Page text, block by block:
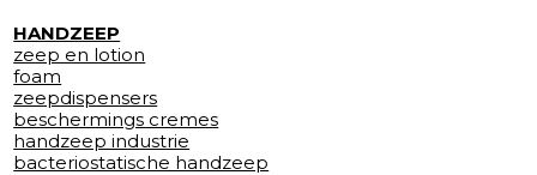
HANDZEEP
zeep en lotion
foam
zeepdispensers
beschermings cremes
handzeep industrie
bacteriostatische handzeep